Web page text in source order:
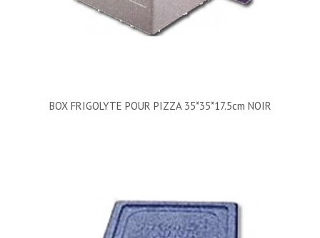
BOX FRIGOLYTE POUR PIZZA 35*35*17.5cm NOIR